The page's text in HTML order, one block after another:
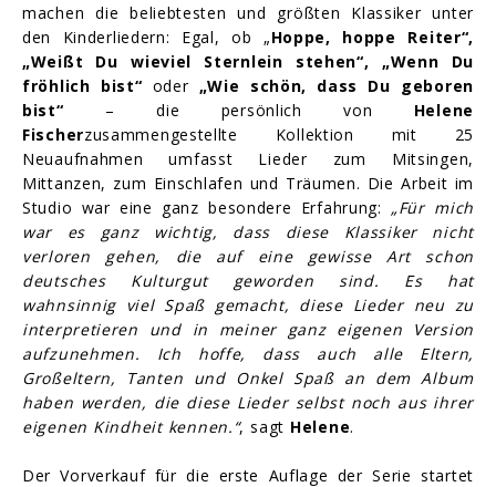
machen die beliebtesten und größten Klassiker unter
den Kinderliedern: Egal, ob „Hoppe, hoppe Reiter“,
„Weißt Du wieviel Sternlein stehen“, „Wenn Du
fröhlich bist“ oder„Wie schön, dass Du geboren
bist“ – die persönlich von Helene
Fischerzusammengestellte Kollektion mit 25
Neuaufnahmen umfasst Lieder zum Mitsingen,
Mittanzen, zum Einschlafen und Träumen. Die Arbeit im
Studio war eine ganz besondere Erfahrung: „Für mich
war es ganz wichtig, dass diese Klassiker nicht
verloren gehen, die auf eine gewisse Art schon
deutsches Kulturgut geworden sind. Es hat
wahnsinnig viel Spaß gemacht, diese Lieder neu zu
interpretieren und in meiner ganz eigenen Version
aufzunehmen. Ich hoffe, dass auch alle Eltern,
Großeltern, Tanten und Onkel Spaß an dem Album
haben werden, die diese Lieder selbst noch aus ihrer
eigenen Kindheit kennen.“, sagt Helene.
Der Vorverkauf für die erste Auflage der Serie startet